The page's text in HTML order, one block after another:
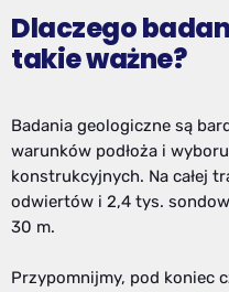
Dlaczego
takie ważne?
Badania geologiczne są
warunków podłoża i
konstrukcyjnych. Na całej
odwiertów i 2,4 tys.
30 m.
Przypomnijmy, pod koniec